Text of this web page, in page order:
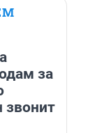
за
звонит